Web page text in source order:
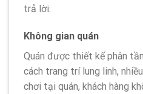
trả lời:
Không gian quán
Quán được thiết kế phân
cách trang trí lung linh,
chơi tại quán, khách hàng